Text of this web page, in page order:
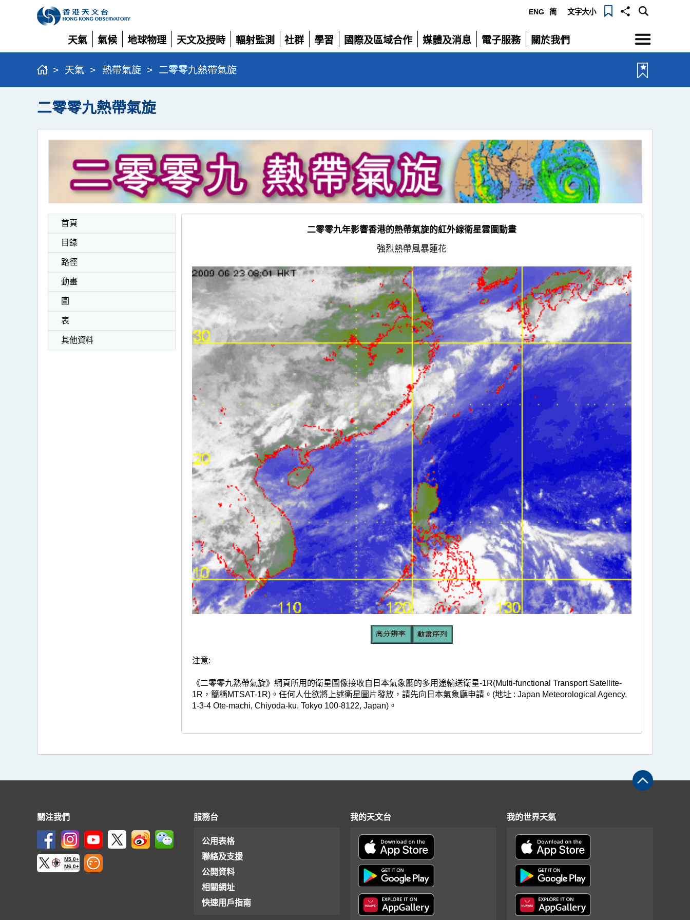
ENG 简 文字大小
天氣
展
開
氣候
展
開
地球物理
展
開
天文及授時
展
開
輻射監測
展
開
社群
展
學習
展
國際及區域合作
展
媒體及消息
展
電子服務
展
關於我們
展
選
單
> 天氣 > 熱帶氣旋 > 二零零九熱帶氣旋
二零零九熱帶氣旋
首頁
目錄
路徑
動畫
圖
表
其他資料
二零零九年影響香港的熱帶氣旋的紅外線衛星雲圖動畫
強烈熱帶風暴蓮花
注意:
《二零零九熱帶氣旋》網頁所用的衛星圖像接收自日本氣象廳的多用途輸送衛星-1R(Multi-functional Transport Satellite-
1R，簡稱MTSAT-1R)。任何人仕欲將上述衛星圖片發放，請先向日本氣象廳申請。(地址 : Japan Meteorological Agency,
1-3-4 Ote-machi, Chiyoda-ku, Tokyo 100-8122, Japan)。
關注我們
M5.0+
M6.0+
服務台
公用表格
聯絡及支援
公開資料
相關網址
快速用戶指南
我的天文台 我的世界天氣